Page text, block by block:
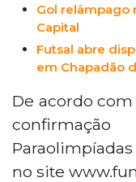
Gol relâmpago
Capital
Futsal abre
em Chapadão
De acordo
no site